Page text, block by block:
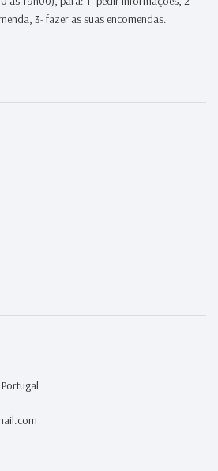
3- fazer as suas encomendas.